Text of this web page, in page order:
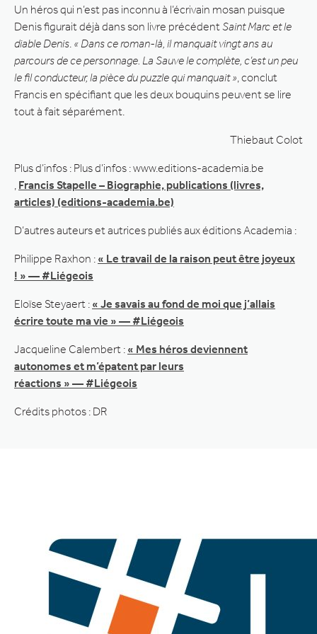
Un héros qui n’est pas inconnu à l’écrivain mosan puisque
Denis figurait déjà dans son livre précédentSaint Marc et le
diable Denis « Dans ce roman-là, il manquait vingt ans au
parcours de ce personnage. La Sauve le complète, c’est un peu
le fil conducteur, la pièce du puzzle qui manquait » , conclut
Francis en spécifiant que les deux bouquins peuvent se lire
tout à fait séparément.
Thiebaut Colot
Plus d’infos : Plus d’infos : www.editions-academia.be
Francis Stapelle – Biographie, publications (livres,
articles) (editions-academia.be)
D’autres auteurs et autrices publiés aux éditions Academia :
Philippe Raxhon : « Le travail de la raison peut être joyeux
! » — #Liégeois
Eloïse Steyaert : « Je savais au fond de moi que j’allais
écrire toute ma vie » — #Liégeois
Jacqueline Calembert : « Mes héros deviennent
autonomes et m’épatent par leurs
réactions » — #Liégeois
Crédits photos : DR